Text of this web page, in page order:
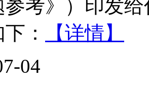
参考》）印发
：
【详情】
04